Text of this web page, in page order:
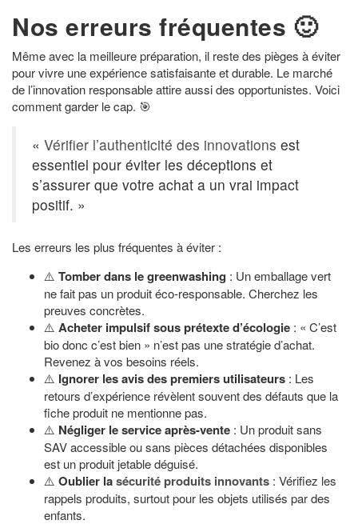
Nos erreurs fréquentes 🙂
Même avec la meilleure préparation, il reste des pièges à éviter
pour vivre une expérience satisfaisante et durable. Le marché
de l’innovation responsable attire aussi des opportunistes. Voici
comment garder le cap. 🎯
« Vérifier l’authenticité des innovations est
essentiel pour éviter les déceptions et
s’assurer que votre achat a un vrai impact
positif. »
Les erreurs les plus fréquentes à éviter :
⚠️ Tomber dans le greenwashing : Un emballage vert
ne fait pas un produit éco-responsable. Cherchez les
preuves concrètes.
⚠️ Acheter impulsif sous prétexte d’écologie : « C’est
bio donc c’est bien » n’est pas une stratégie d’achat.
Revenez à vos besoins réels.
⚠️ Ignorer les avis des premiers utilisateurs : Les
retours d’expérience révèlent souvent des défauts que la
fiche produit ne mentionne pas.
⚠️ Négliger le service après-vente : Un produit sans
SAV accessible ou sans pièces détachées disponibles
est un produit jetable déguisé.
⚠️ Oublier lasécurité produits innovants : Vérifiez les
rappels produits, surtout pour les objets utilisés par des
enfants.